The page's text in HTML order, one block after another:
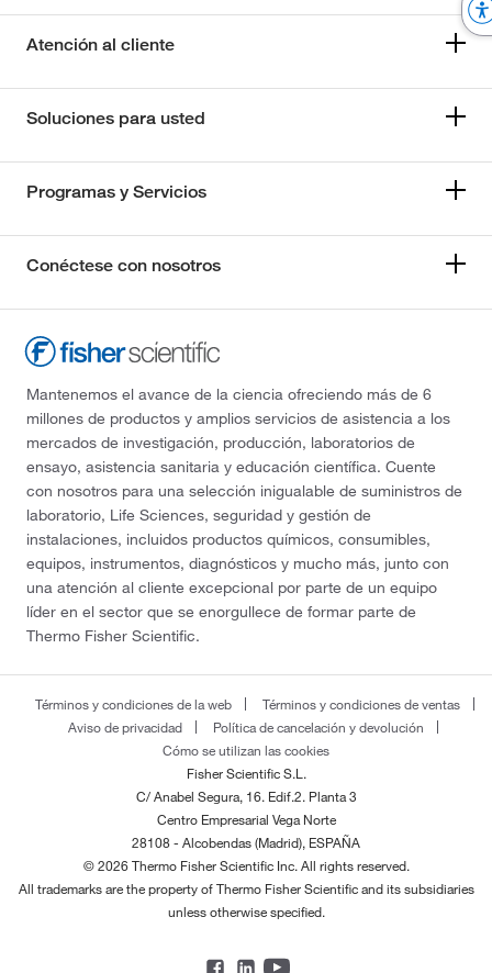
Atención al cliente
Soluciones para usted
Programas y Servicios
Conéctese con nosotros
Mantenemos el avance de la ciencia ofreciendo más de 6
millones de productos y amplios servicios de asistencia a los
mercados de investigación, producción, laboratorios de
ensayo, asistencia sanitaria y educación científica. Cuente
con nosotros para una selección inigualable de suministros de
laboratorio, Life Sciences, seguridad y gestión de
instalaciones, incluidos productos químicos, consumibles,
equipos, instrumentos, diagnósticos y mucho más, junto con
una atención al cliente excepcional por parte de un equipo
líder en el sector que se enorgullece de formar parte de
Thermo Fisher Scientific.
Términos y condiciones de la web
Términos y condiciones de ventas
Aviso de privacidad
Política de cancelación y devolución
Cómo se utilizan las cookies
Fisher Scientific S.L.
C/ Anabel Segura, 16. Edif.2. Planta 3
Centro Empresarial Vega Norte
28108 - Alcobendas (Madrid), ESPAÑA
© 2026 Thermo Fisher Scientific Inc. All rights reserved.
All trademarks are the property of Thermo Fisher Scientific and its subsidiaries
unless otherwise specified.